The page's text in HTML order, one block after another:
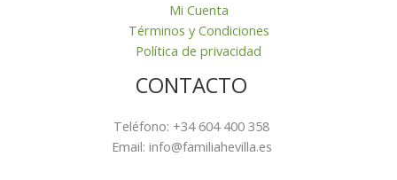
Mi Cuenta
Términos y Condiciones
Política de privacidad
CONTACTO
Teléfono: +34 604 400 358
Email: info@familiahevilla.es